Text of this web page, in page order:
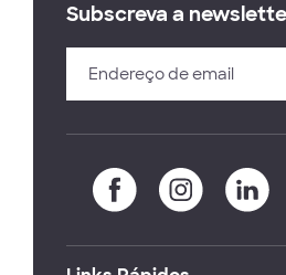
Subscreva a